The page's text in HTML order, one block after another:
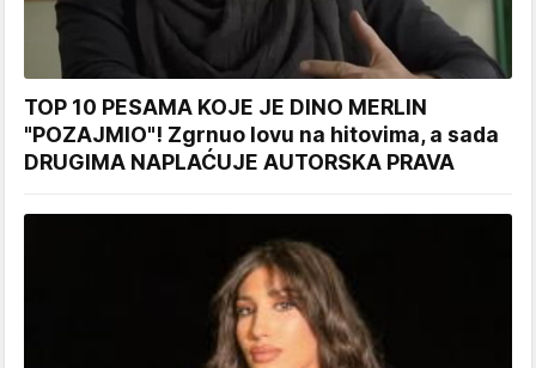
TOP 10 PESAMA KOJE JE DINO MERLIN
"POZAJMIO"! Zgrnuo lovu na hitovima, a sada
DRUGIMA NAPLAĆUJE AUTORSKA PRAVA